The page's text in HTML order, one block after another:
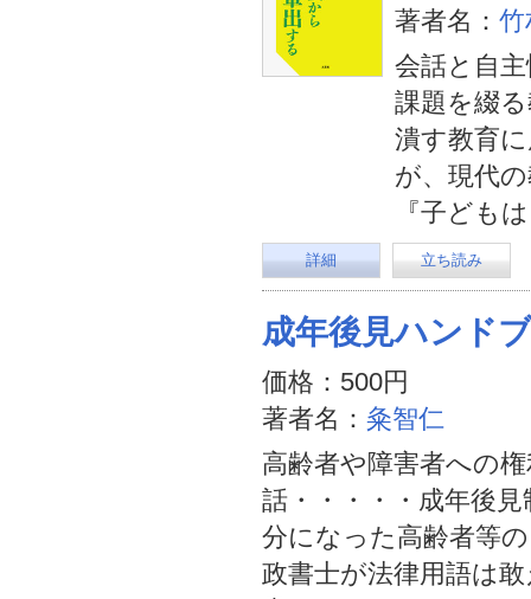
著者名： 竹
会話と自
課題を綴
潰す教育
が、現代
『子ども
詳細 立ち読み
成年後見ハンド
価格：500円
著者名： 粂智仁
高齢者や障害者への
話・・・・・成年後
分になった高齢者等
政書士が法律用語は